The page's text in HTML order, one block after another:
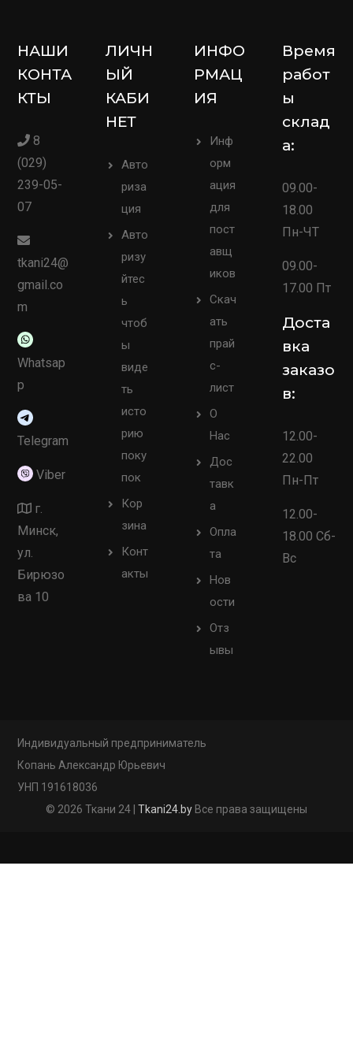
НАШИ
КОНТА
КТЫ
8
(029)
239-05-
07
tkani24@
gmail.co
m
Whatsap
p
Telegram
Viber
г.
Минск,
ул.
Бирюзо
ва 10
ЛИЧН
ЫЙ
КАБИ
НЕТ
Авто
риза
ция
Авто
ризу
йтес
ь
чтоб
ы
виде
ть
исто
рию
поку
пок
Кор
зина
Конт
акты
ИНФО
РМАЦ
ИЯ
Инф
орм
ация
для
пост
авщ
иков
Скач
ать
прай
с-
лист
О
Нас
Дос
тавк
а
Опла
та
Нов
ости
Отз
ывы
Время
работ
ы
склад
а:
09.00-
18.00
Пн-ЧТ
09.00-
17.00 Пт
Доста
вка
заказо
в:
12.00-
22.00
Пн-Пт
12.00-
18.00 Сб-
Вс
Индивидуальный предприниматель
Копань Александр Юрьевич
УНП 191618036
© 2026 Ткани 24 | Tkani24.by Все права защищены